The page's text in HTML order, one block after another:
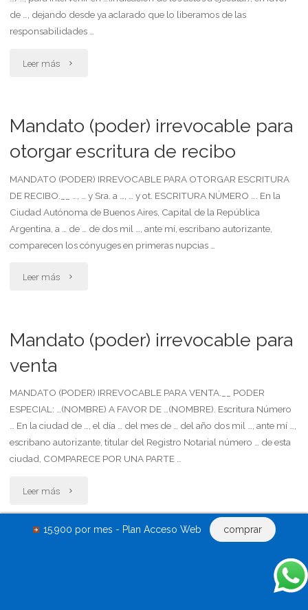
15.900 por mes - Plan Acceso Web comprar
o
de …, dejando desde ya aclarado que lo liberamos de las
responsabilidades …
Leer más "Mandantes
que
sustituya
poder"
Mandato (poder) irrevocable para
otorgar escritura de recibo
MANDATO (PODER) IRREVOCABLE PARA OTORGAR ESCRITURA
DE RECIBO.__ …, … y Sra. a …, … y ot. ESCRITURA NÚMERO …. En la
Ciudad Autónoma de Buenos Aires, Capital de la República
Argentina, a … de … de dos mil …, ante mí, escribano autorizante,
comparecen los cónyuges en primeras nupcias …
Leer más "Mandato
irrevocable
escritura
de
Mandato (poder) irrevocable para
venta
MANDATO (PODER) IRREVOCABLE PARA VENTA.__ PODER
ESPECIAL: …(NOMBRE) A FAVOR DE …(NOMBRE). Escritura Número
… En la ciudad de …, el día … del mes de … del año dos mil …, ante mí …,
escribano autorizante, titular del Registro Notarial número … de esta
ciudad, COMPARECE POR UNA PARTE …
Leer más "Mandato
(poder)